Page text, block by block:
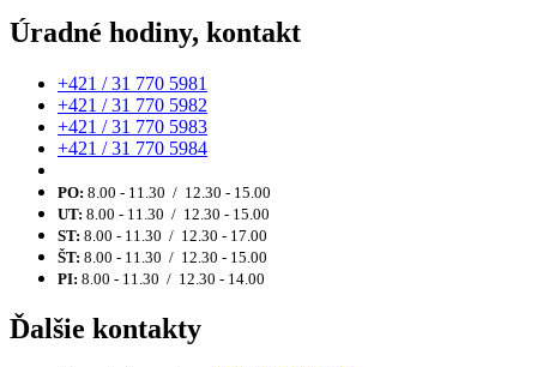
Úradné hodiny, kontakt
+421 / 31 770 5981
+421 / 31 770 5982
+421 / 31 770 5983
+421 / 31 770 5984
PO: 8.00 - 11.30 / 12.30 - 15.00
UT: 8.00 - 11.30 / 12.30 - 15.00
ST: 8.00 - 11.30 / 12.30 - 17.00
ŠT: 8.00 - 11.30 / 12.30 - 15.00
PI: 8.00 - 11.30 / 12.30 - 14.00
Ďalšie kontakty